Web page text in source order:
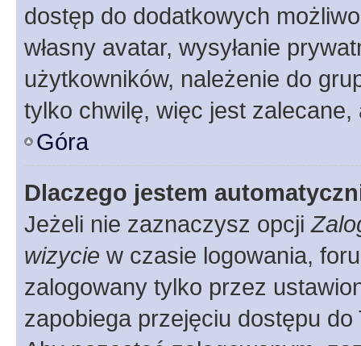
dostęp do dodatkowych
własny avatar, wysyłanie
użytkowników, należenie do
tylko chwilę, więc jest zalecane,
Góra
Dlaczego jestem
Jeżeli nie zaznaczysz opcji
wizycie w czasie logowania,
zalogowany tylko przez
zapobiega przejęciu dostępu